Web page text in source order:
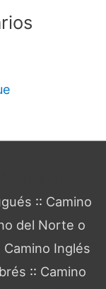
:: Camino
del Norte o
Camino Inglés
:: Camino